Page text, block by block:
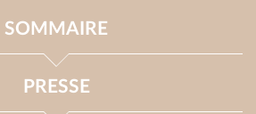
SOMMAIRE
PRESSE